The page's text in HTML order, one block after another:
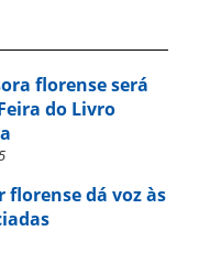
florense será
do Livro
florense dá voz às